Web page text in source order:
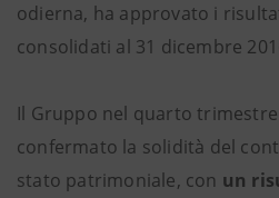
odierna, ha approvato i
consolidati al 31 dicembre
Il Gruppo nel quarto trimestre
confermato la solidità del
stato patrimoniale, con un